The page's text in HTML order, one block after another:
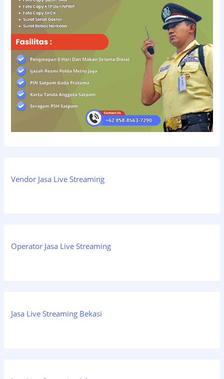
Vendor Jasa Live Streaming
Operator Jasa Live Streaming
Jasa Live Streaming Bekasi